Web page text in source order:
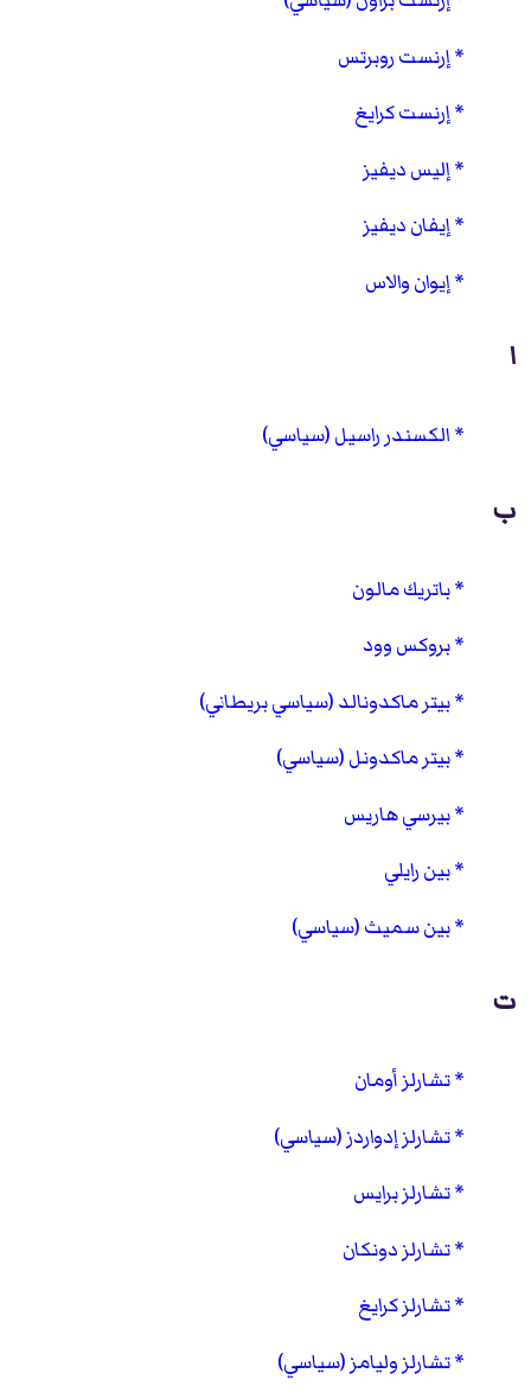
إرنست روبرتس
إرنست كرايغ
إليس ديفيز
إيفان ديفيز
إيوان والاس
ا
الكسندر راسيل (سياسي)
ب
باتريك مالون
بروكس وود
بيتر ماكدونالد (سياسي بريطاني)
بيتر ماكدونل (سياسي)
بيرسي هاريس
بين رايلي
بين سميث (سياسي)
ت
تشارلز أومان
تشارلز إدواردز (سياسي)
تشارلز برايس
تشارلز دونكان
تشارلز كرايغ
تشارلز وليامز (سياسي)